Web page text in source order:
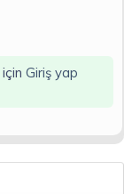
Giriş yap